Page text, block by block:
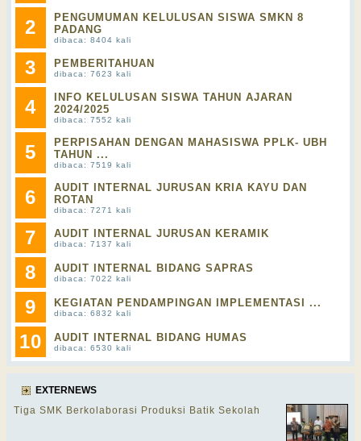
2
PENGUMUMAN KELULUSAN SISWA SMKN 8
PADANG
dibaca: 8404 kali
3 PEMBERITAHUAN
dibaca: 7623 kali
4
INFO KELULUSAN SISWA TAHUN AJARAN
2024/2025
dibaca: 7552 kali
5
PERPISAHAN DENGAN MAHASISWA PPLK- UBH
TAHUN ...
dibaca: 7519 kali
6
AUDIT INTERNAL JURUSAN KRIA KAYU DAN
ROTAN
dibaca: 7271 kali
7 AUDIT INTERNAL JURUSAN KERAMIK
dibaca: 7137 kali
8 AUDIT INTERNAL BIDANG SAPRAS
dibaca: 7022 kali
9 KEGIATAN PENDAMPINGAN IMPLEMENTASI ...
dibaca: 6832 kali
10 AUDIT INTERNAL BIDANG HUMAS
dibaca: 6530 kali
EXTERNEWS
Tiga SMK Berkolaborasi Produksi Batik Sekolah